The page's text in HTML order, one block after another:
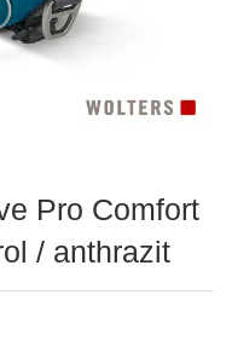
Pro Comfort
/ anthrazit